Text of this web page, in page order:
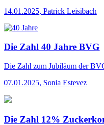
14.01.2025, Patrick Leisibach
Die Zahl 40 Jahre BVG
Die Zahl zum Jubiläum der
07.01.2025, Sonia Estevez
Die Zahl 12%